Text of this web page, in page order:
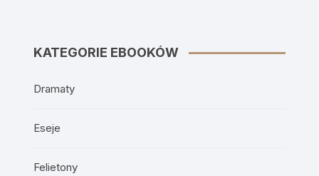
KATEGORIE EBOOKÓW
Dramaty
Eseje
Felietony